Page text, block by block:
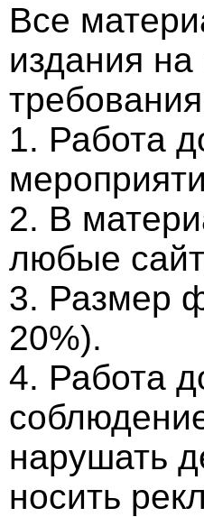
Все
издания
1. Работа
2. В
любые
3. Размер
20%).
4. Работа
нарушать
носить